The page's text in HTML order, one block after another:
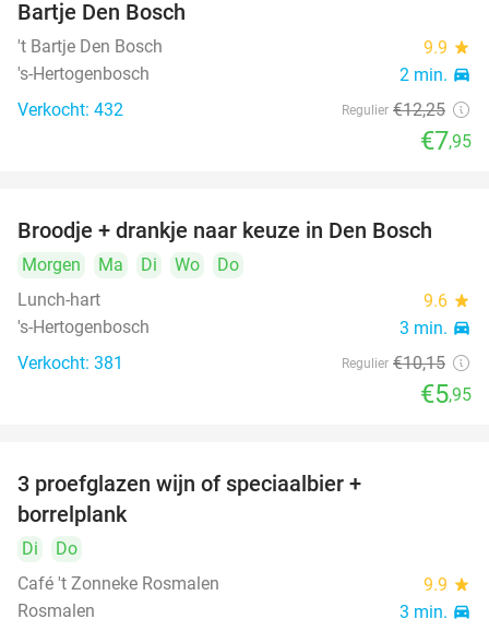
Bartje Den Bosch
't Bartje Den Bosch 9.9 star
's-Hertogenbosch 2 min. directions_car
Verkocht: 432 Regulier €12,25
€7,95
41%
Broodje + drankje naar keuze in Den Bosch
Morgen Ma Di Wo
Do
Lunch-hart
9.6 star
's-Hertogenbosch 3 min. directions_car
Verkocht: 381 Regulier €10,15
€5,95
3 proefglazen wijn of speciaalbier +
borrelplank
Di
Do
Café 't Zonneke Rosmalen
9.9 star
Rosmalen 3 min. directions_car